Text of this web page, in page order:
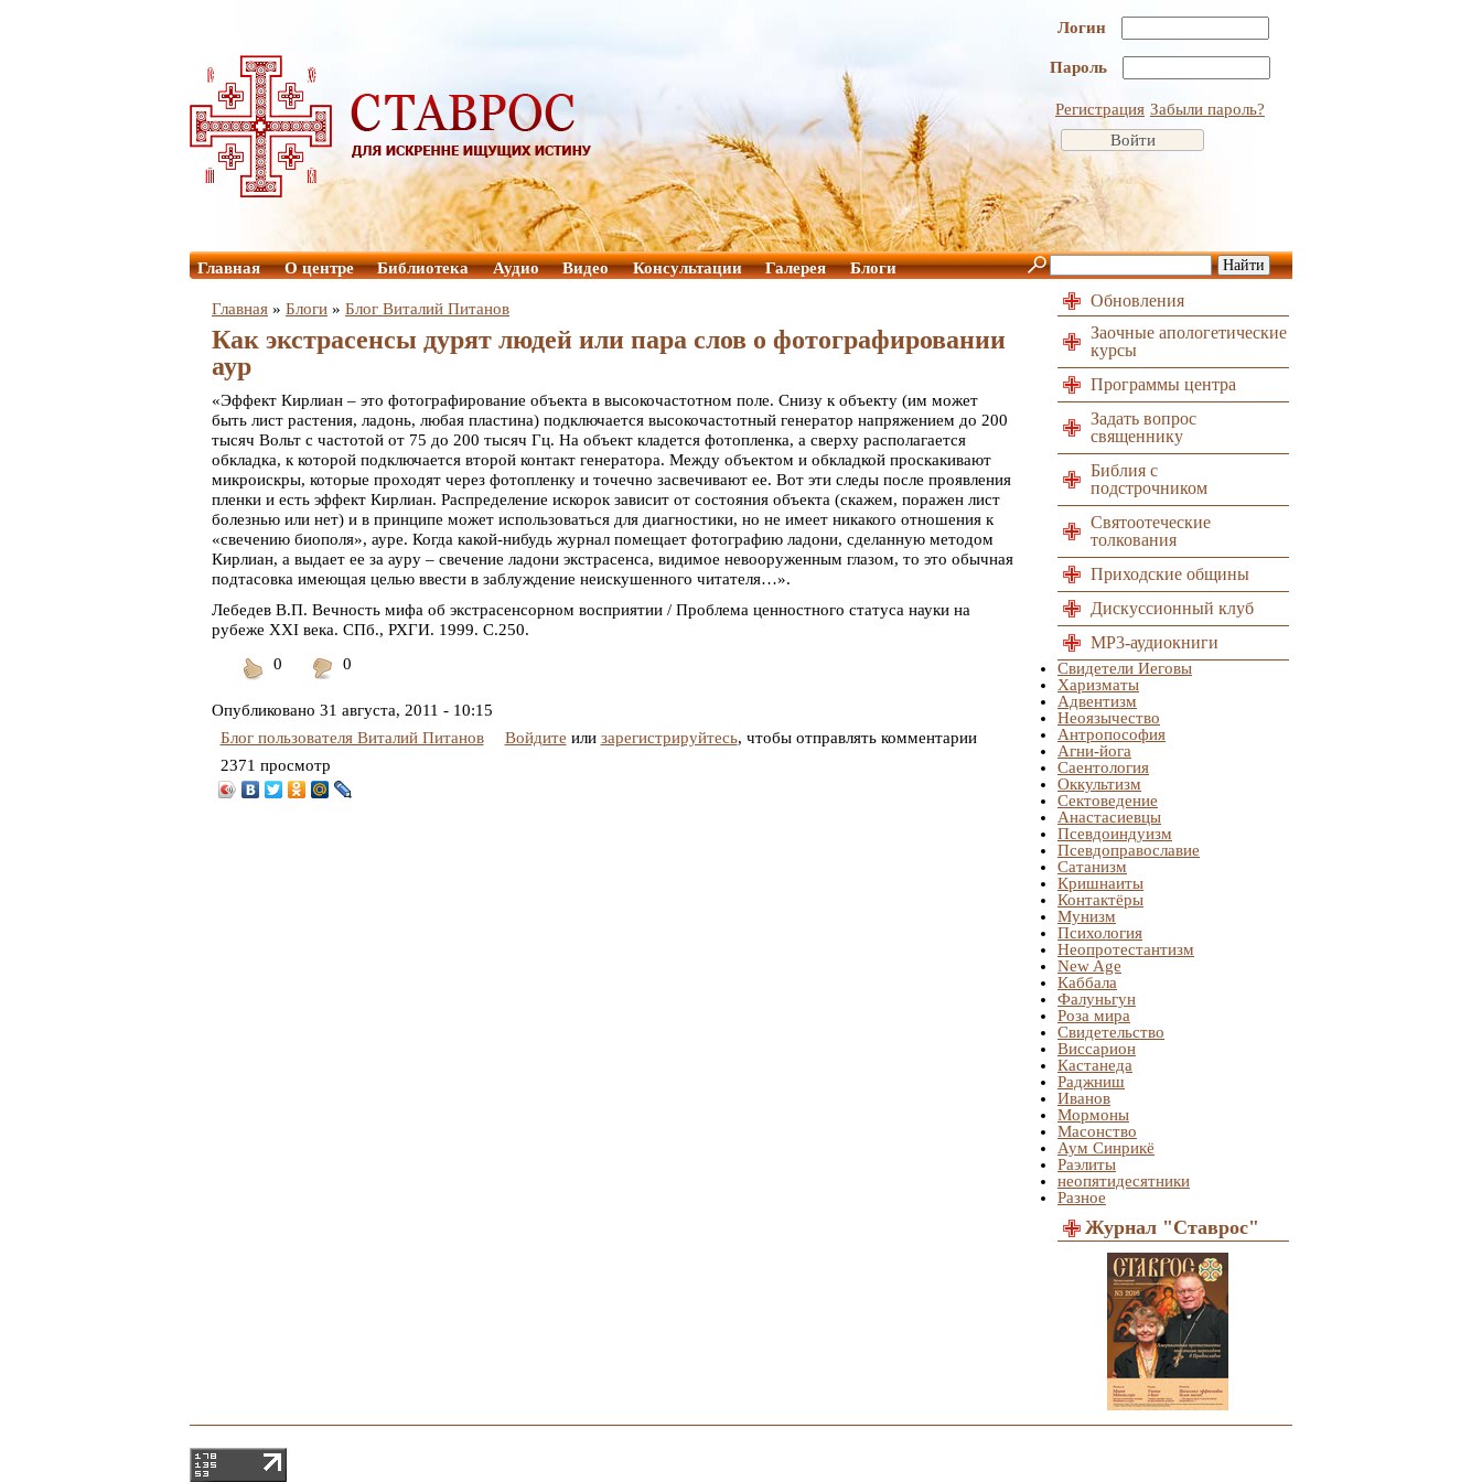
Логин
Пароль
Регистрация Забыли пароль?
Главная О центре Библиотека Аудио Видео Консультации Галерея Блоги
Главная » Блоги » Блог Виталий Питанов
Как экстрасенсы дурят людей или пара слов о фотографировании
аур
«Эффект Кирлиан – это фотографирование объекта в высокочастотном поле. Снизу к объекту (им может
быть лист растения, ладонь, любая пластина) подключается высокочастотный генератор напряжением до 200
тысяч Вольт с частотой от 75 до 200 тысяч Гц. На объект кладется фотопленка, а сверху располагается
обкладка, к которой подключается второй контакт генератора. Между объектом и обкладкой проскакивают
микроискры, которые проходят через фотопленку и точечно засвечивают ее. Вот эти следы после проявления
пленки и есть эффект Кирлиан. Распределение искорок зависит от состояния объекта (скажем, поражен лист
болезнью или нет) и в принципе может использоваться для диагностики, но не имеет никакого отношения к
«свечению биополя», ауре. Когда какой-нибудь журнал помещает фотографию ладони, сделанную методом
Кирлиан, а выдает ее за ауру – свечение ладони экстрасенса, видимое невооруженным глазом, то это обычная
подтасовка имеющая целью ввести в заблуждение неискушенного читателя…».
Лебедев В.П. Вечность мифа об экстрасенсорном восприятии / Проблема ценностного статуса науки на
рубеже XXI века. СПб., РХГИ. 1999. С.250.
0
понравилось
0
Опубликовано 31 августа, 2011 - 10:15
Блог пользователя Виталий Питанов
Войдите или зарегистрируйтесь, чтобы отправлять комментарии
2371 просмотр
Обновления
Заочные апологетические
курсы
Программы центра
Задать вопрос
священнику
Библия с
подстрочником
Святоотеческие
толкования
Приходские общины
Дискуссионный клуб
MP3-аудиокниги
Свидетели Иеговы
Харизматы
Адвентизм
Неоязычество
Антропософия
Агни-йога
Саентология
Оккультизм
Сектоведение
Анастасиевцы
Псевдоиндуизм
Псевдоправославие
Сатанизм
Кришнаиты
Контактёры
Мунизм
Психология
Неопротестантизм
New Age
Каббала
Фалуньгун
Роза мира
Свидетельство
Виссарион
Кастанеда
Раджниш
Иванов
Мормоны
Масонство
Аум Синрикё
Раэлиты
неопятидесятники
Разное
Журнал "Ставрос"